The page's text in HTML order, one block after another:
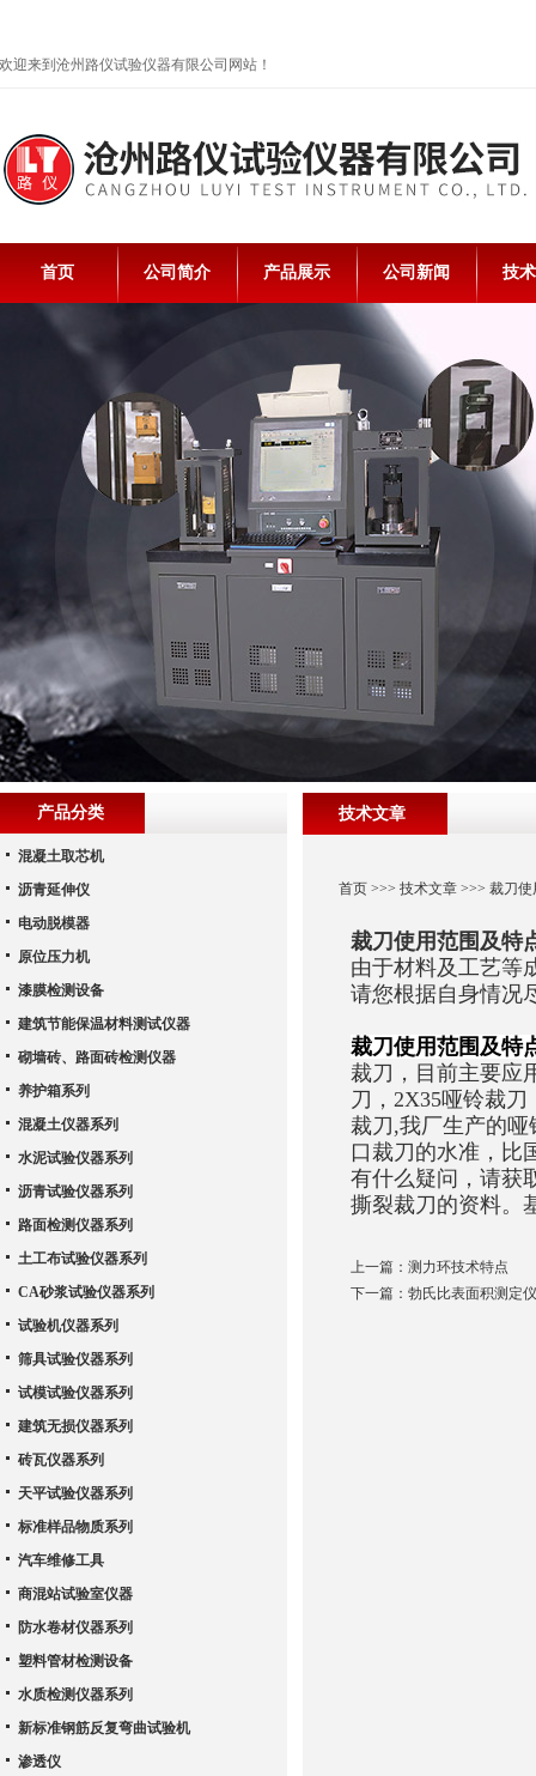
欢迎来到沧州路仪试验仪器有限公司网站！
首页 公司简介 产品展示 公司新闻 技
技术文章
首页>>> 技术文章>>> 裁刀使
裁刀使用范围及特
由于材料及工艺等
请您根据自身情况
裁刀使用范围及特
裁刀，目前主要应
刀，2X35哑铃裁刀
裁刀,我厂生产的
口裁刀的水准，比
有什么疑问，请获
撕裂裁刀的资料。
上一篇： 测力环技术特点
下一篇： 勃氏比表面积测定
产品分类
混凝土取芯机
沥青延伸仪
电动脱模器
原位压力机
漆膜检测设备
建筑节能保温材料测试仪器
砌墙砖、路面砖检测仪器
养护箱系列
混凝土仪器系列
水泥试验仪器系列
沥青试验仪器系列
路面检测仪器系列
土工布试验仪器系列
CA砂浆试验仪器系列
试验机仪器系列
筛具试验仪器系列
试模试验仪器系列
建筑无损仪器系列
砖瓦仪器系列
天平试验仪器系列
标准样品物质系列
汽车维修工具
商混站试验室仪器
防水卷材仪器系列
塑料管材检测设备
水质检测仪器系列
新标准钢筋反复弯曲试验机
渗透仪